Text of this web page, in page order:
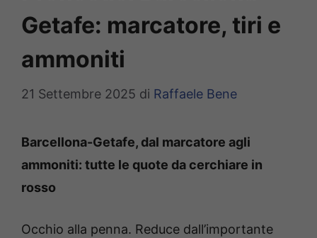
Getafe: marcatore, tiri e
ammoniti
21 Settembre 2025 di Raffaele Bene
Barcellona-Getafe, dal marcatore agli
ammoniti: tutte le quote da cerchiare in
rosso
Occhio alla penna. Reduce dall’importante